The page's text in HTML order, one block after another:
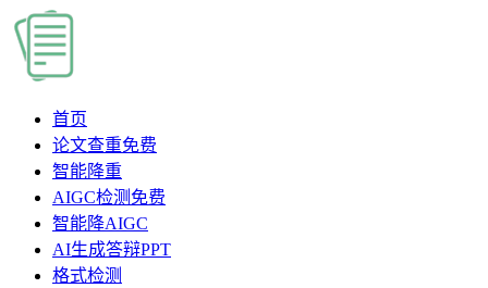
首页
论文查重免费
智能降重
AIGC检测 免费
智能降AIGC
AI生成答辩PPT
格式检测